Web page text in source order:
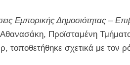
Εμπορικής Δημοσιότητας –
Αθανασάκη, Προϊσταμένη
σχετικά με τον